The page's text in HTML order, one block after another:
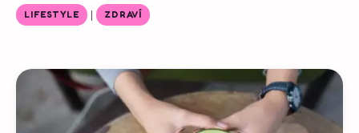
LIFESTYLE | ZDRAVÍ